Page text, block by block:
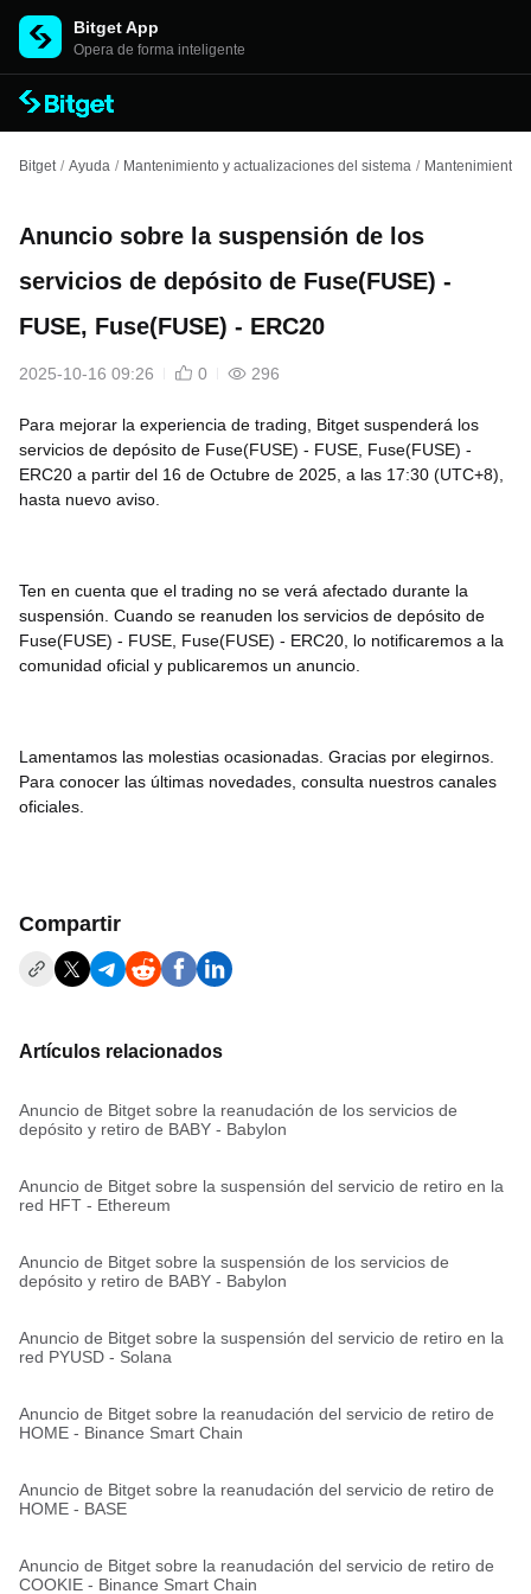
Bitget App
Opera de forma inteligente
Bitget / Ayuda / Mantenimiento y actualizaciones del sistema / Mantenimiento
Anuncio sobre la suspensión de los
servicios de depósito de Fuse(FUSE) -
FUSE, Fuse(FUSE) - ERC20
2025-10-16 09:26 0 296
Para mejorar la experiencia de trading, Bitget suspenderá los
servicios de depósito de Fuse(FUSE) - FUSE, Fuse(FUSE) -
ERC20 a partir del 16 de Octubre de 2025, a las 17:30 (UTC+8),
hasta nuevo aviso.
Ten en cuenta que el trading no se verá afectado durante la
suspensión. Cuando se reanuden los servicios de depósito de
Fuse(FUSE) - FUSE, Fuse(FUSE) - ERC20, lo notificaremos a la
comunidad oficial y publicaremos un anuncio.
Lamentamos las molestias ocasionadas. Gracias por elegirnos.
Para conocer las últimas novedades, consulta nuestros canales
oficiales.
Compartir
Artículos relacionados
Anuncio de Bitget sobre la reanudación de los servicios de
depósito y retiro de BABY - Babylon
Anuncio de Bitget sobre la suspensión del servicio de retiro en la
red HFT - Ethereum
Anuncio de Bitget sobre la suspensión de los servicios de
depósito y retiro de BABY - Babylon
Anuncio de Bitget sobre la suspensión del servicio de retiro en la
red PYUSD - Solana
Anuncio de Bitget sobre la reanudación del servicio de retiro de
HOME - Binance Smart Chain
Anuncio de Bitget sobre la reanudación del servicio de retiro de
HOME - BASE
Anuncio de Bitget sobre la reanudación del servicio de retiro de
COOKIE - Binance Smart Chain